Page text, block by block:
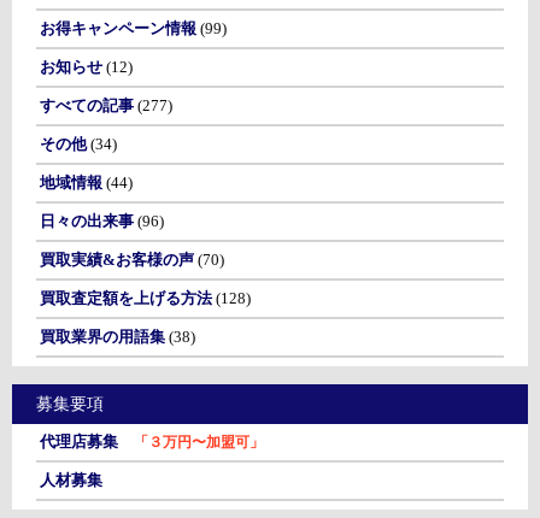
お得キャンペーン情報 (99)
お知らせ(12)
すべての記事(277)
その他(34)
地域情報 (44)
日々の出来事(96)
買取実績&お客様の声(70)
買取査定額を上げる方法(128)
買取業界の用語集(38)
募集要項
代理店募集 「３万円〜加盟可」
人材募集